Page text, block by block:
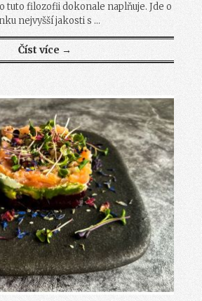
tuto filozofii dokonale naplňuje. Jde o
nejvyšší jakosti s ...
Číst více →